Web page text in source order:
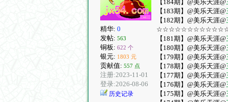
精华: 0
发帖: 563
铜板: 622 个
银元: 1803 元
贡献值: 557 点
注册:2023-11-01
登录:2026-08-06
历史记录
【184期】@美乐天涯@
【183期】@美乐天涯@
【182期】@美乐天涯@
☆☆☆☆☆☆☆☆☆☆☆☆【
【181期】@美乐天涯@
【180期】@美乐天涯@
【179期】@美乐天涯@
【178期】@美乐天涯@
【177期】@美乐天涯@
【176期】@美乐天涯@
【175期】@美乐天涯@